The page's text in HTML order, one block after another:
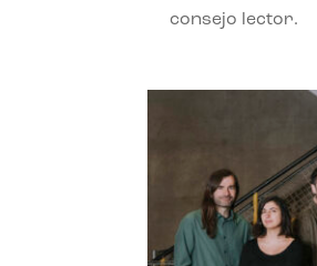
consejo lector.